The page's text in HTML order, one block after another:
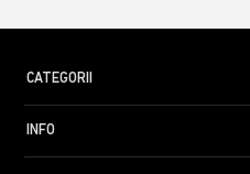
CATEGORII
INFO